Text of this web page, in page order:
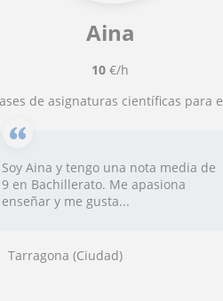
Aina
10 €/h
de asignaturas científicas para estudiantes de bachillerato y ESO
Soy Aina y tengo una nota media de
9 en Bachillerato. Me apasiona
enseñar y me gusta...
Tarragona (Ciudad)